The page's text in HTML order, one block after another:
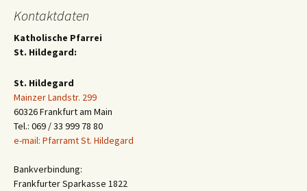
Kontaktdaten
Katholische Pfarrei
St. Hildegard:
St. Hildegard
Mainzer Landstr. 299
60326 Frankfurt am Main
Tel.: 069 / 33 999 78 80
e-mail: Pfarramt St. Hildegard
Bankverbindung:
Frankfurter Sparkasse 1822